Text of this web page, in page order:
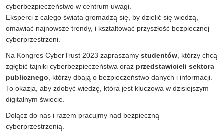
cyberbezpieczeństwo w centrum uwagi.
Eksperci z całego świata gromadzą się, by dzielić się wiedzą,
omawiać najnowsze trendy, i kształtować przyszłość bezpiecznej
cyberprzestrzeni.
Na Kongres CyberTrust 2023 zapraszamy studentów , którzy chcą
zgłębić tajniki cyberbezpieczeństwa oraz przedstawicieli sektora
publicznego , którzy dbają o bezpieczeństwo danych i informacji.
To okazja, aby zdobyć wiedzę, która jest kluczowa w dzisiejszym
digitalnym świecie.
Dołącz do nas i razem pracujmy nad bezpieczną
cyberprzestrzenią.